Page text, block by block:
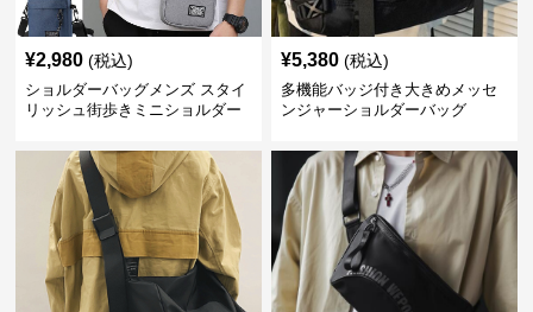
¥2,980 (税込)
ショルダーバッグメンズ スタイ
リッシュ街歩きミニショルダー
¥5,380 (税込)
多機能バッジ付き大きめメッセ
ンジャーショルダーバッグ